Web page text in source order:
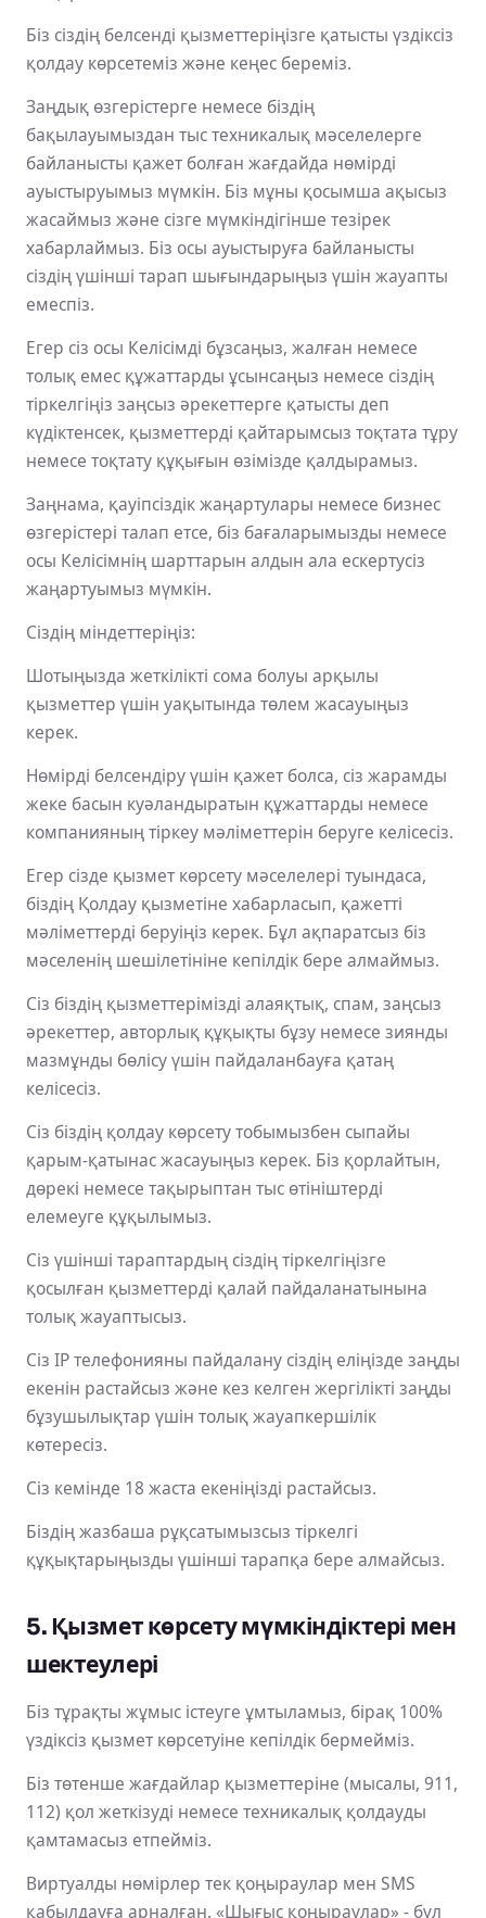
Біз сіздің белсенді қызметтеріңізге қатысты үздіксіз
қолдау көрсетеміз және кеңес береміз.
Заңдық өзгерістерге немесе біздің
бақылауымыздан тыс техникалық мәселелерге
байланысты қажет болған жағдайда нөмірді
ауыстыруымыз мүмкін. Біз мұны қосымша ақысыз
жасаймыз және сізге мүмкіндігінше тезірек
хабарлаймыз. Біз осы ауыстыруға байланысты
сіздің үшінші тарап шығындарыңыз үшін жауапты
емеспіз.
Егер сіз осы Келісімді бұзсаңыз, жалған немесе
толық емес құжаттарды ұсынсаңыз немесе сіздің
тіркелгіңіз заңсыз әрекеттерге қатысты деп
күдіктенсек, қызметтерді қайтарымсыз тоқтата тұру
немесе тоқтату құқығын өзімізде қалдырамыз.
Заңнама, қауіпсіздік жаңартулары немесе бизнес
өзгерістері талап етсе, біз бағаларымызды немесе
осы Келісімнің шарттарын алдын ала ескертусіз
жаңартуымыз мүмкін.
Сіздің міндеттеріңіз:
Шотыңызда жеткілікті сома болуы арқылы
қызметтер үшін уақытында төлем жасауыңыз
керек.
Нөмірді белсендіру үшін қажет болса, сіз жарамды
жеке басын куәландыратын құжаттарды немесе
компанияның тіркеу мәліметтерін беруге келісесіз.
Егер сізде қызмет көрсету мәселелері туындаса,
біздің Қолдау қызметіне хабарласып, қажетті
мәліметтерді беруіңіз керек. Бұл ақпаратсыз біз
мәселенің шешілетініне кепілдік бере алмаймыз.
Сіз біздің қызметтерімізді алаяқтық, спам, заңсыз
әрекеттер, авторлық құқықты бұзу немесе зиянды
мазмұнды бөлісу үшін пайдаланбауға қатаң
келісесіз.
Сіз біздің қолдау көрсету тобымызбен сыпайы
қарым-қатынас жасауыңыз керек. Біз қорлайтын,
дөрекі немесе тақырыптан тыс өтініштерді
елемеуге құқылымыз.
Сіз үшінші тараптардың сіздің тіркелгіңізге
қосылған қызметтерді қалай пайдаланатынына
толық жауаптысыз.
Сіз IP телефонияны пайдалану сіздің еліңізде заңды
екенін растайсыз және кез келген жергілікті заңды
бұзушылықтар үшін толық жауапкершілік
көтересіз.
Сіз кемінде 18 жаста екеніңізді растайсыз.
Біздің жазбаша рұқсатымызсыз тіркелгі
құқықтарыңызды үшінші тарапқа бере алмайсыз.
5. Қызмет көрсету мүмкіндіктері мен
шектеулері
Біз тұрақты жұмыс істеуге ұмтыламыз, бірақ 100%
үздіксіз қызмет көрсетуіне кепілдік бермейміз.
Біз төтенше жағдайлар қызметтеріне (мысалы, 911,
112) қол жеткізуді немесе техникалық қолдауды
қамтамасыз етпейміз.
Виртуалды нөмірлер тек қоңыраулар мен SMS
қабылдауға арналған. «Шығыс қоңыраулар» - бұл